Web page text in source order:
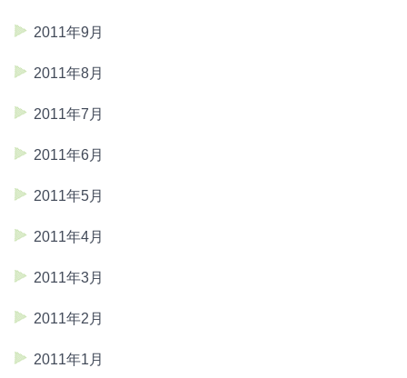
2011年9月
2011年8月
2011年7月
2011年6月
2011年5月
2011年4月
2011年3月
2011年2月
2011年1月